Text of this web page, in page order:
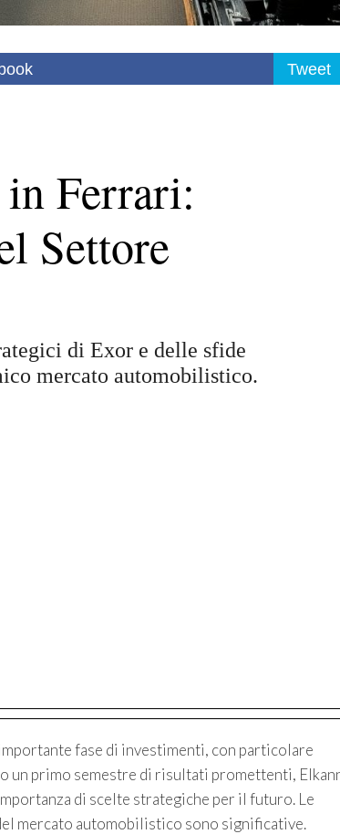
Tweet
Ferrari:
Settore
di Exor e delle sfide
mercato automobilistico.
fase di investimenti, con particolare
un primo semestre di risultati promettenti,
di scelte strategiche per il futuro. Le
mercato automobilistico sono significative.